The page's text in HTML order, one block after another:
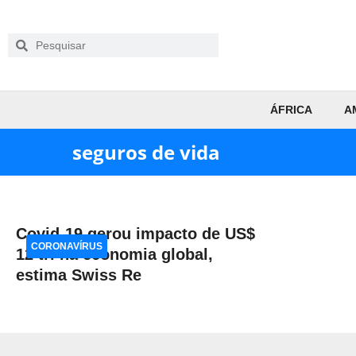
ÁFRICA
seguros de vida
Covid-19 gerou impacto de US$
12 tri na economia global,
estima Swiss Re
CORONAVÍRUS